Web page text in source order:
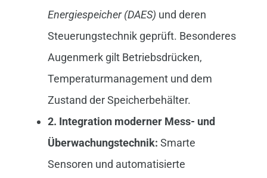
Energiespeicher (DAES) und deren
Steuerungstechnik geprüft. Besonderes
Augenmerk gilt Betriebsdrücken,
Temperaturmanagement und dem
Zustand der Speicherbehälter.
2. Integration moderner Mess- und
Überwachungstechnik: Smarte
Sensoren und automatisierte